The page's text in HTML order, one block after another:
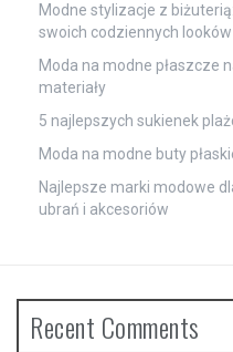
Modne stylizacje z
swoich codziennych looków
Moda na modne płaszcze
materiały
5 najlepszych sukienek
Moda na modne buty
Najlepsze marki modowe
ubrań i akcesoriów
Recent Comments